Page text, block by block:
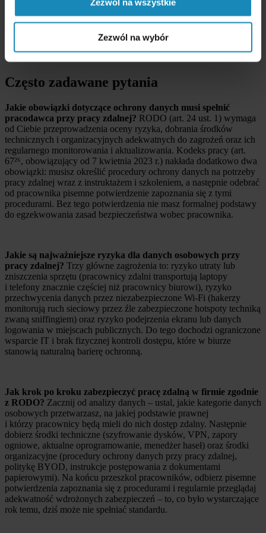
Zezwól na wszystkie
Zezwól na wybór
NordVPN – Sniffer: co to?
Poradnik bezpieczeństwa w zakresie telepracy / pracy
zdalnej i używania prywatnych urządzeń (BYOD)
Decyzja UODO dotycząca Virgin Mobile Polska
Często zadawane pytania
Jakie obowiązki dotyczące ochrony danych musi spełnić
pracodawca przy pracy zdalnej? RODO (art. 24 ust. 1) wymaga
od Ciebie przeprowadzenia oceny ryzyka, dobrania środków
technicznych i organizacyjnych adekwatnych do zagrożeń oraz ich
regularnego monitorowania i aktualizowania. Kodeks pracy (art.
67²⁶, obowiązujący od 7 kwietnia 2023 r.) nakłada dodatkowo dwa
obowiązki: musisz określić procedury ochrony danych na potrzeby
pracy zdalnej wraz z instruktażem i szkoleniem, a następnie odebrać
od pracownika pisemne potwierdzenie zapoznania się z tymi
procedurami. Bez tego potwierdzenia nie masz formalnej podstawy
do egzekwowania zasad bezpieczeństwa wobec pracownika.
Jakie są najważniejsze ryzyka dla danych osobowych przy
pracy zdalnej? Trzy główne zagrożenia to: ryzyko utraty lub
zniszczenia sprzętu (pracownicy zdalni transportują laptopy
i telefony znacznie częściej niż pracownicy biurowi), ryzyko
przechwycenia danych przez niezabezpieczone Wi-Fi (hakerzy
monitorują ruch sieciowy przez źle zabezpieczone hotspoty techniką
zwaną sniffingiem) oraz ryzyko podejrzenia ekranu lub danych
logowania w miejscach publicznych. Do tego dochodzi ograniczone
wsparcie IT i brak fizycznej kontroli dostępu, które w biurze
stanowią naturalną barierę ochronną.
Jak krok po kroku zabezpieczyć pracę zdalną w firmie zgodnie
z RODO? Zacznij od analizy danych – ustal, jakie kategorie danych
osobowych przetwarzasz, na jakiej podstawie prawnej
i którzy pracownicy będą mieli do nich dostęp zdalny. Następnie
dobierz środki techniczne (szyfrowanie dysków, VPN, zapory
ogniowe, aktualne oprogramowanie, menedżer haseł) oraz środki
organizacyjne (procedury ochrony danych przy pracy zdalnej,
politykę BYOD, instrukcje postępowania z dokumentami
papierowymi). Na końcu przeszkol pracowników, odbierz pisemne
potwierdzenia zapoznania się z procedurami i regularnie przeglądaj
adekwatność wdrożonych zabezpieczeń – to, co było wystarczające
rok temu, dziś może nie spełniać standardu.